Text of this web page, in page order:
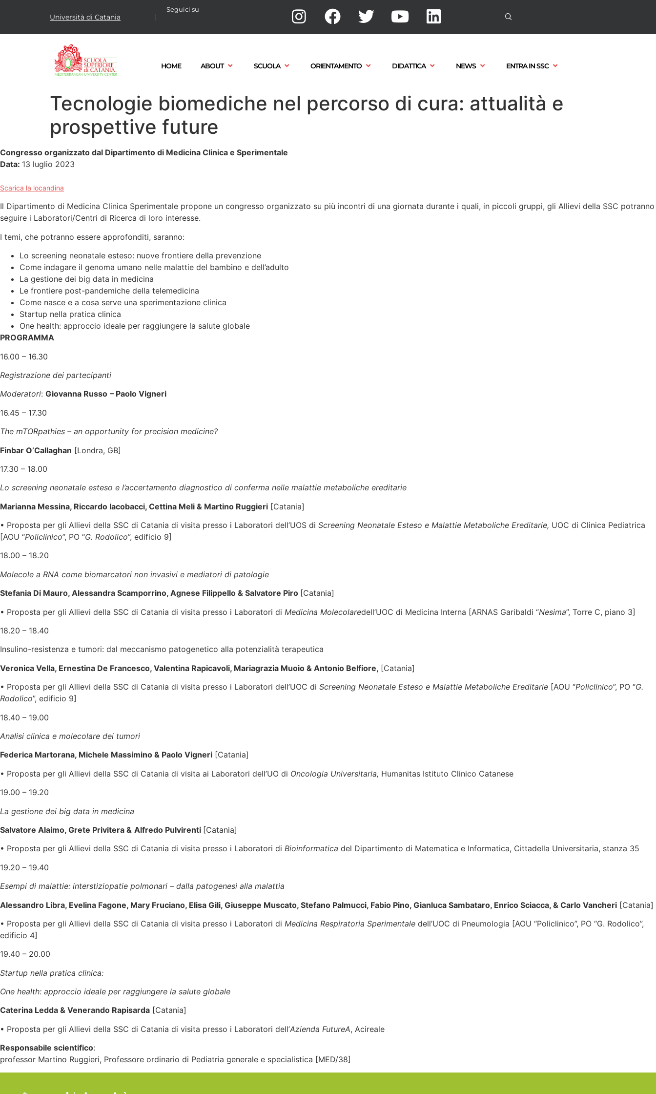
Università di Catania
Seguici su
HOME ABOUT SCUOLA ORIENTAMENTO DIDATTICA NEWS ENTRA IN SSC
Tecnologie biomediche nel percorso di cura: attualità e
prospettive future
Congresso organizzato dal Dipartimento di Medicina Clinica e Sperimentale
Data: 13 luglio 2023
Scarica la locandina
Il Dipartimento di Medicina Clinica Sperimentale propone un congresso organizzato su più incontri di una giornata durante i quali, in piccoli gruppi, gli Allievi della SSC potranno
seguire i Laboratori/Centri di Ricerca di loro interesse.
I temi, che potranno essere approfonditi, saranno:
Lo screening neonatale esteso: nuove frontiere della prevenzione
Come indagare il genoma umano nelle malattie del bambino e dell’adulto
La gestione dei big data in medicina
Le frontiere post-pandemiche della telemedicina
Come nasce e a cosa serve una sperimentazione clinica
Startup nella pratica clinica
One health: approccio ideale per raggiungere la salute globale
PROGRAMMA
16.00 – 16.30
Registrazione dei partecipanti
Moderatori: Giovanna Russo – Paolo Vigneri
16.45 – 17.30
The mTORpathies – an opportunity for precision medicine?
Finbar O’Callaghan [Londra, GB]
17.30 – 18.00
Lo screening neonatale esteso e l’accertamento diagnostico di conferma nelle malattie metaboliche ereditarie
Marianna Messina, Riccardo Iacobacci, Cettina Meli & Martino Ruggieri [Catania]
• Proposta per gli Allievi della SSC di Catania di visita presso i Laboratori dell’UOS di Screening Neonatale Esteso e Malattie Metaboliche Ereditarie, UOC di Clinica Pediatrica
[AOU “Policlinico”, PO “G. Rodolico”, edificio 9]
18.00 – 18.20
Molecole a RNA come biomarcatori non invasivi e mediatori di patologie
Stefania Di Mauro, Alessandra Scamporrino, Agnese Filippello & Salvatore Piro [Catania]
• Proposta per gli Allievi della SSC di Catania di visita presso i Laboratori di Medicina Molecolaredell’UOC di Medicina Interna [ARNAS Garibaldi “Nesima”, Torre C, piano 3]
18.20 – 18.40
Insulino-resistenza e tumori: dal meccanismo patogenetico alla potenzialità terapeutica
Veronica Vella, Ernestina De Francesco, Valentina Rapicavoli, Mariagrazia Muoio & Antonio Belfiore, [Catania]
• Proposta per gli Allievi della SSC di Catania di visita presso i Laboratori dell’UOC di Screening Neonatale Esteso e Malattie Metaboliche Ereditarie [AOU “Policlinico”, PO “G.
Rodolico”, edificio 9]
18.40 – 19.00
Analisi clinica e molecolare dei tumori
Federica Martorana, Michele Massimino & Paolo Vigneri [Catania]
• Proposta per gli Allievi della SSC di Catania di visita ai Laboratori dell’UO di Oncologia Universitaria, Humanitas Istituto Clinico Catanese
19.00 – 19.20
La gestione dei big data in medicina
Salvatore Alaimo, Grete Privitera & Alfredo Pulvirenti [Catania]
• Proposta per gli Allievi della SSC di Catania di visita presso i Laboratori di Bioinformatica del Dipartimento di Matematica e Informatica, Cittadella Universitaria, stanza 35
19.20 – 19.40
Esempi di malattie: interstiziopatie polmonari – dalla patogenesi alla malattia
Alessandro Libra, Evelina Fagone, Mary Fruciano, Elisa Gili, Giuseppe Muscato, Stefano Palmucci, Fabio Pino, Gianluca Sambataro, Enrico Sciacca, & Carlo Vancheri [Catania]
• Proposta per gli Allievi della SSC di Catania di visita presso i Laboratori di Medicina Respiratoria Sperimentale dell’UOC di Pneumologia [AOU “Policlinico”, PO “G. Rodolico”,
edificio 4]
19.40 – 20.00
Startup nella pratica clinica:
One health: approccio ideale per raggiungere la salute globale
Caterina Ledda & Venerando Rapisarda [Catania]
• Proposta per gli Allievi della SSC di Catania di visita presso i Laboratori dell’Azienda FutureA, Acireale
Responsabile scientifico:
professor Martino Ruggieri, Professore ordinario di Pediatria generale e specialistica [MED/38]